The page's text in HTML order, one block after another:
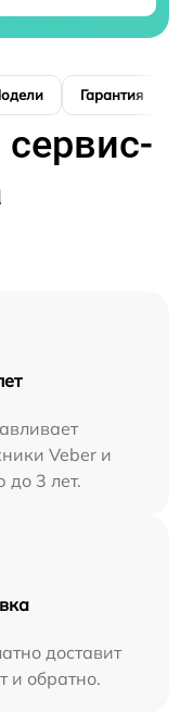
Гарантия
Veber и
до 3 лет.
доставит
и обратно.